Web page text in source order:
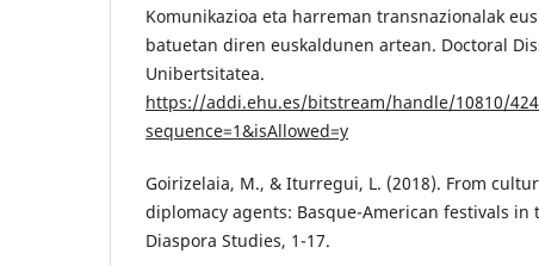
Komunikazioa eta harreman transnazionalak
batuetan diren euskaldunen artean. Doctoral
Unibertsitatea.
https://addi.ehu.es/bitstream/handle/10810/
sequence=1&isAllowed=y
Goirizelaia, M., & Iturregui, L. (2018). From
diplomacy agents: Basque-American festivals in
Diaspora Studies, 1-17.